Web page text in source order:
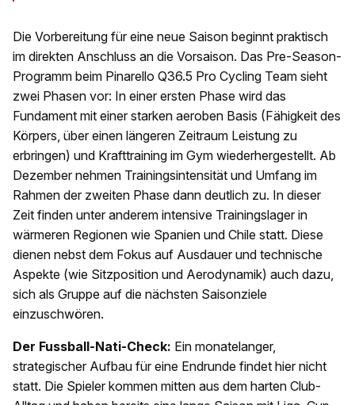
Die Vorbereitung für eine neue Saison beginnt praktisch
im direkten Anschluss an die Vorsaison. Das Pre-Season-
Programm beim Pinarello Q36.5 Pro Cycling Team sieht
zwei Phasen vor: In einer ersten Phase wird das
Fundament mit einer starken aeroben Basis (Fähigkeit des
Körpers, über einen längeren Zeitraum Leistung zu
erbringen) und Krafttraining im Gym wiederhergestellt. Ab
Dezember nehmen Trainingsintensität und Umfang im
Rahmen der zweiten Phase dann deutlich zu. In dieser
Zeit finden unter anderem intensive Trainingslager in
wärmeren Regionen wie Spanien und Chile statt. Diese
dienen nebst dem Fokus auf Ausdauer und technische
Aspekte (wie Sitzposition und Aerodynamik) auch dazu,
sich als Gruppe auf die nächsten Saisonziele
einzuschwören.
Der Fussball-Nati-Check: Ein monatelanger,
strategischer Aufbau für eine Endrunde findet hier nicht
statt. Die Spieler kommen mitten aus dem harten Club-